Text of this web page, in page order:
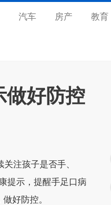
汽车 房产 教育
做好防控
注孩子是否手、
提示，提醒手足口病
好防控。